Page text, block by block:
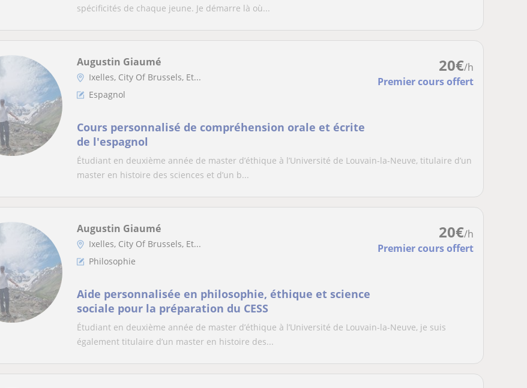
spécificités de chaque jeune. Je démarre là où...
20€/h
Premier cours offert
Augustin Giaumé
Ixelles, City Of Brussels, Et...
Espagnol
Cours personnalisé de compréhension orale et écrite
de l'espagnol
Étudiant en deuxième année de master d’éthique à l’Université de Louvain-la-Neuve, titulaire d’un
master en histoire des sciences et d’un b...
20€/h
Premier cours offert
Augustin Giaumé
Ixelles, City Of Brussels, Et...
Philosophie
Aide personnalisée en philosophie, éthique et science
sociale pour la préparation du CESS
Étudiant en deuxième année de master d’éthique à l’Université de Louvain-la-Neuve, je suis
également titulaire d’un master en histoire des...